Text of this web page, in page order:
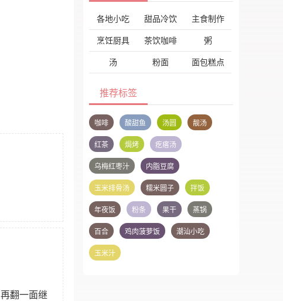
翻一面继
各地小吃 甜品冷饮 主食制作
烹饪厨具 茶饮咖啡 粥
汤 粉面 面包糕点
推荐标签
咖啡 酸甜鱼 汤圆 靓汤
红茶 焗烤 疙瘩汤
乌梅红枣汁 内脂豆腐
玉米排骨汤 糯米圆子 拌饭
年夜饭 粉条 果干 蒸锅
百合 鸡肉菠萝饭 潮汕小吃
玉米汁